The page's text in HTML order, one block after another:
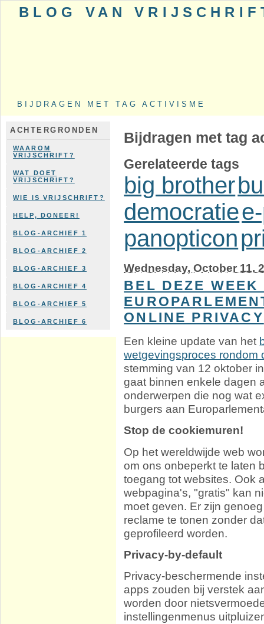
BLOG VAN
BIJDRAGEN MET TAG ACTIVISME
ACHTERGRONDEN
WAAROM
VRIJSCHRIFT?
WAT DOET
VRIJSCHRIFT?
WIE IS VRIJSCHRIFT?
HELP, DONEER!
BLOG-ARCHIEF 1
BLOG-ARCHIEF 2
BLOG-ARCHIEF 3
BLOG-ARCHIEF 4
BLOG-ARCHIEF 5
BLOG-ARCHIEF 6
Bijdragen met tag
Gerelateerde tags
big brother
democratie
panopticon
Wednesday, October 11.
BEL DEZE WEEK
ONLINE PRIVACY
Een kleine update van het
wetgevingsproces rondom
stemming van 12 oktober
gaat binnen enkele dagen
onderwerpen die nog wat
burgers aan
Stop de cookiemuren!
Op het wereldwijde web
om ons onbeperkt te laten
toegang tot websites. Ook
webpagina's, "gratis" kan
moet geven. Er zijn
reclame te tonen zonder
geprofileerd worden.
Privacy-by-default
Privacy-beschermende
apps zouden bij verstek
worden door
instellingenmenus